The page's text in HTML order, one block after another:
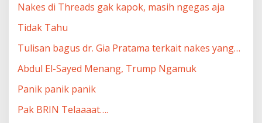
Nakes di Threads gak kapok, masih ngegas aja
Tidak Tahu
Tulisan bagus dr. Gia Pratama terkait nakes yang…
Abdul El-Sayed Menang, Trump Ngamuk
Panik panik panik
Pak BRIN Telaaaat….